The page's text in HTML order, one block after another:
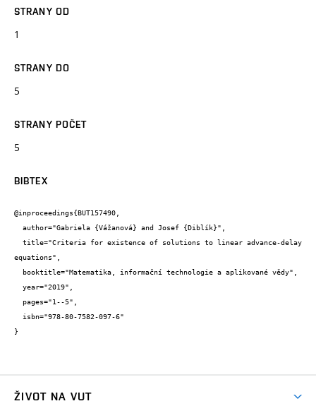
STRANY OD
1
STRANY DO
5
STRANY POČET
5
BIBTEX
@inproceedings{BUT157490,
equations",
}
ŽIVOT NA VUT